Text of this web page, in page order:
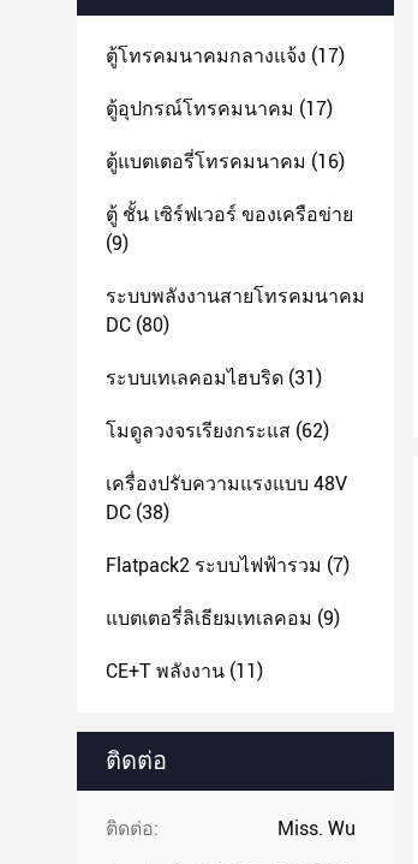
ตู้โทรคมนาคมกลางแจ้ง (17)
ตู้อุปกรณ์โทรคมนาคม (17)
ตู้แบตเตอรี่โทรคมนาคม (16)
ตู้ ชั้น เซิร์ฟเวอร์ ของเครือข่าย
(9)
ระบบพลังงานสายโทรคมนาคม
DC (80)
ระบบเทเลคอมไฮบริด (31)
โมดูลวงจรเรียงกระแส (62)
เครื่องปรับความแรงแบบ 48V
DC (38)
Flatpack2 ระบบไฟฟ้ารวม (7)
แบตเตอรี่ลิเธียมเทเลคอม (9)
CE+T พลังงาน (11)
ติดต่อ
ติดต่อ: Miss. Wu